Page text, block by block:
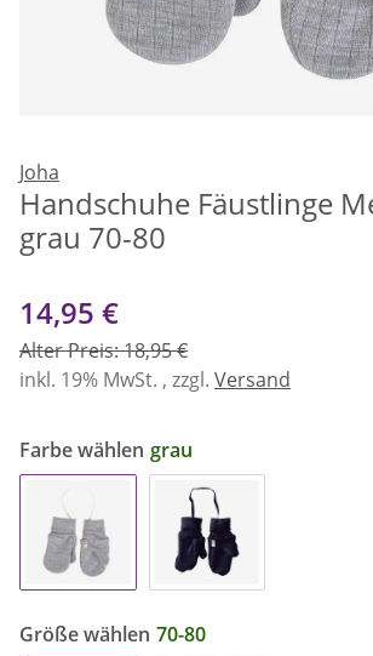
Joha
Handschuhe Fäustlinge
grau 70-80
14,95 €
Alter Preis: 18,95 €
inkl. 19% MwSt. , zzgl. Versand
Farbe wählen grau
Größe wählen 70-80